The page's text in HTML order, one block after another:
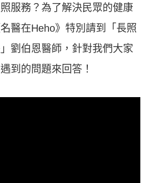
服務？為了解決民眾的健康
醫在Heho》特別請到「長照
劉伯恩醫師，針對我們大家
到的問題來回答！